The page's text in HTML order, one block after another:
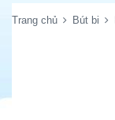
Trang chủ Bút bi